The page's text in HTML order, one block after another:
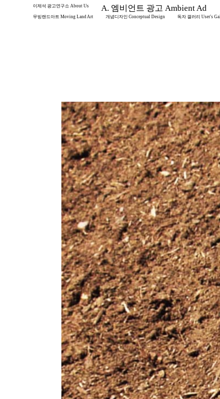
이제석 광고연구소 About Us A. 엠비언트 광고 Ambient Ad
무빙랜드아트 Moving Land Art 개념디자인 Conceptual Design 독자 갤러리 User's